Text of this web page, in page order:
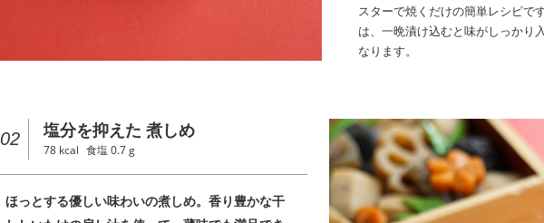
スターで焼くだけの簡単レシピで
は、一晩漬け込むと味がしっかり
なります。
02 塩分を抑えた 煮しめ
78 kcal 食塩 0.7g
ほっとする優しい味わいの煮しめ。香り豊かな干